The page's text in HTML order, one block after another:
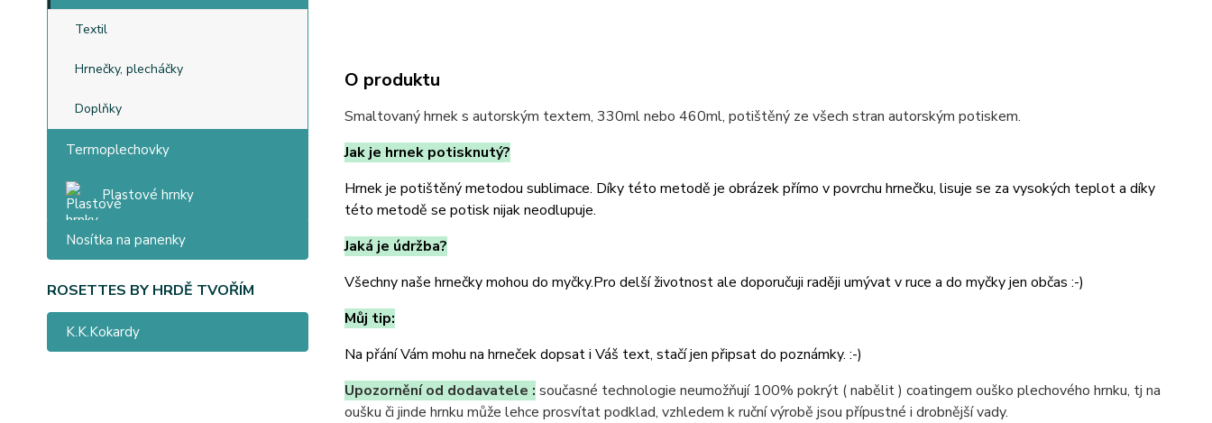
Textil
Hrnečky, plecháčky
Doplňky
Termoplechovky
Plastové hrnky
Nosítka na panenky
ROSETTES BY HRDĚ TVOŘÍM
K.K.Kokardy
O produktu
Smaltovaný hrnek s autorským textem, 330ml nebo 460ml, potištěný ze všech stran autorským potiskem.
Jak je hrnek potisknutý?
Hrnek je potištěný metodou sublimace. Díky této metodě je obrázek přímo v povrchu hrnečku, lisuje se za vysokých teplot a díky
této metodě se potisk nijak neodlupuje.
Jaká je údržba?
Všechny naše hrnečky mohou do myčky.Pro delší životnost ale doporučuji raději umývat v ruce a do myčky jen občas :-)
Můj tip:
Na přání Vám mohu na hrneček dopsat i Váš text, stačí jen připsat do poznámky. :-)
Upozornění od dodavatele : současné technologie neumožňují 100% pokrýt ( nabělit ) coatingem ouško plechového hrnku, tj na
oušku či jinde hrnku může lehce prosvítat podklad, vzhledem k ruční výrobě jsou přípustné i drobnější vady.